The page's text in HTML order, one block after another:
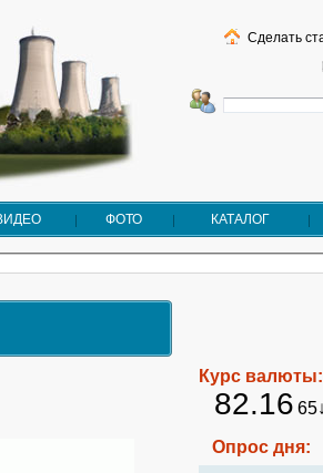
Сделать
ФОТО КАТАЛОГ
Курс валюты:
82.16 65↓
Опрос дня: